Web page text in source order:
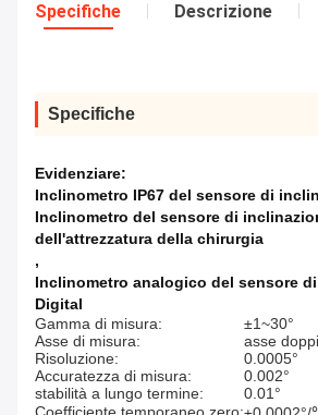
Specifiche Descrizione
Specifiche
Evidenziare:
Inclinometro IP67 del sensore di
Inclinometro del sensore di
dell'attrezzatura della chirurgia
,
Inclinometro analogico del sensore
Digital
Gamma di misura:
±1~30°
Asse di misura:
asse
Risoluzione:
0.0005°
Accuratezza di misura:
0.002°
stabilità a lungo termine:
0.01°